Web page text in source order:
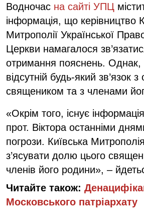
Водночас на сайті УПЦ
інформація, що керівництво
Митрополії Української
Церкви намагалося
отримання пояснень. Однак,
відсутній будь-який зв’язок
священиком та з членами
«Окрім того, існує
прот. Віктора останніми
погрози. Київська
з’ясувати долю цього
членів його родини», –
Читайте також:
Московського патріархату